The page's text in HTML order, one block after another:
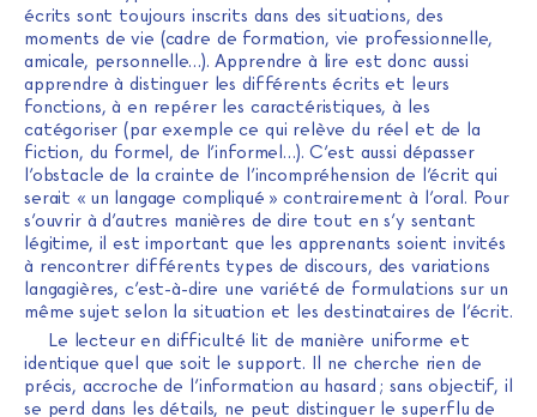
écrits sont toujours inscrits dans des situations, des
moments de vie (cadre de formation, vie professionnelle,
amicale, personnelle…). Apprendre à lire est donc aussi
apprendre à distinguer les différents écrits et leurs
fonctions, à en repérer les caractéristiques, à les
catégoriser (par exemple ce qui relève du réel et de la
fiction, du formel, de l’informel…). C’est aussi dépasser
l’obstacle de la crainte de l’incompréhension de l’écrit qui
serait « un langage compliqué » contrairement à l’oral. Pour
s’ouvrir à d’autres manières de dire tout en s’y sentant
légitime, il est important que les apprenants soient invités
à rencontrer différents types de discours, des variations
langagières, c’est-à-dire une variété de formulations sur un
même sujet selon la situation et les destinataires de l’écrit.
Le lecteur en difficulté lit de manière uniforme et
identique quel que soit le support. Il ne cherche rien de
précis, accroche de l’information au hasard ; sans objectif, il
se perd dans les détails, ne peut distinguer le superflu de